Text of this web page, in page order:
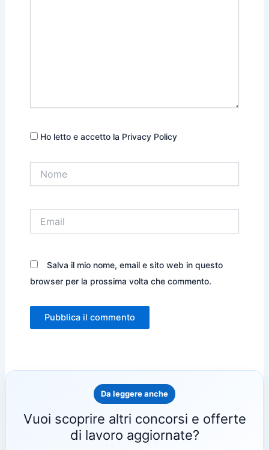
Ho letto e accetto la Privacy Policy
Salva il mio nome, email e sito web in questo
browser per la prossima volta che commento.
Da leggere anche
Vuoi scoprire altri concorsi e offerte
di lavoro aggiornate?